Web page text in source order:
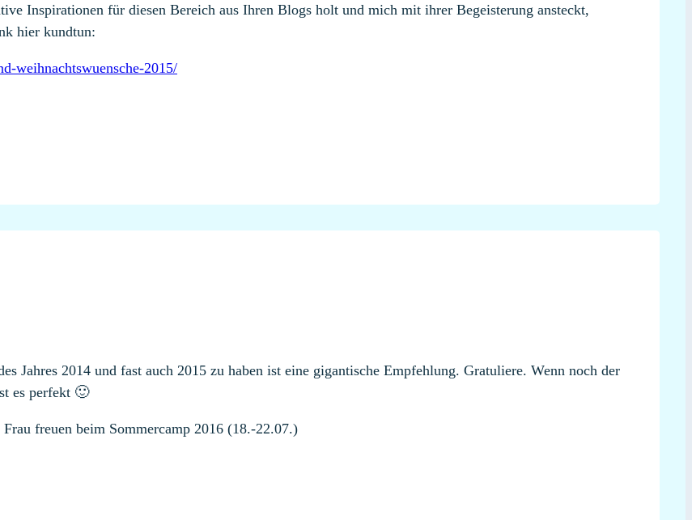
Inspirationen für diesen Bereich aus Ihren Blogs holt und mich mit ihrer Begeisterung ansteckt,
hier kundtun:
weihnachtswuensche-2015/
Jahres 2014 und fast auch 2015 zu haben ist eine gigantische Empfehlung. Gratuliere. Wenn noch der
es perfekt 🙂
freuen beim Sommercamp 2016 (18.-22.07.)